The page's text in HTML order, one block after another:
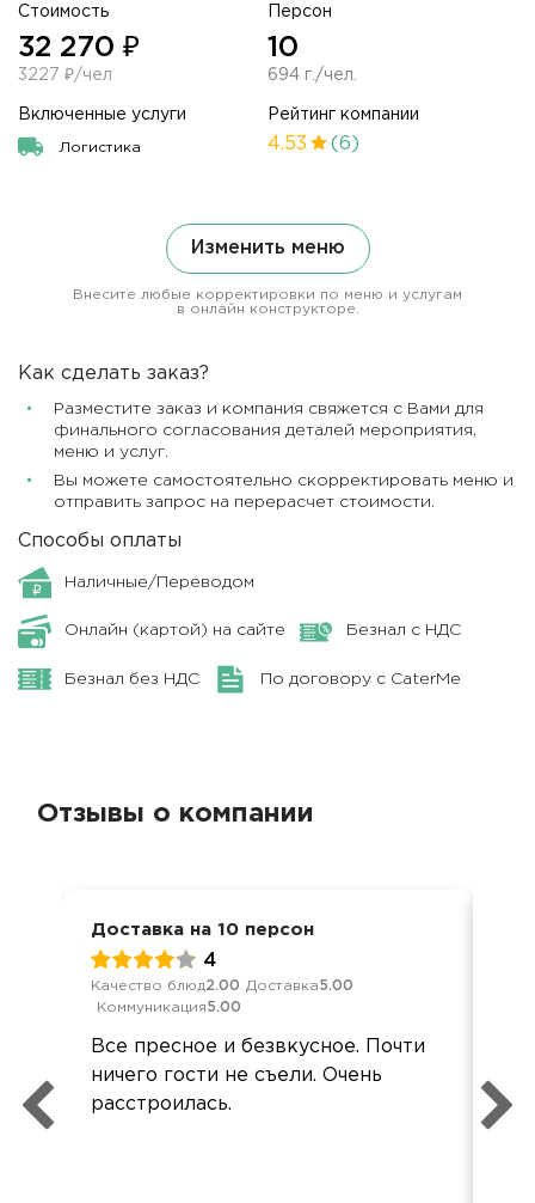
Стоимость
32 270 ₽
3227 ₽/чел
Персон
10
694 г./чел.
Включенные услуги
Логистика
Рейтинг компании
4.53 (6)
Изменить меню
Внесите любые корректировки по меню и услугам
в онлайн конструкторе.
Как сделать заказ?
Разместите заказ и компания свяжется с Вами для
финального согласования деталей мероприятия,
меню и услуг.
Вы можете самостоятельно скорректировать меню и
отправить запрос на перерасчет стоимости.
Способы оплаты
Наличные/Переводом
Онлайн (картой) на сайте Безнал с НДС
Безнал без НДС По договору с CaterMe
Отзывы о компании
Доставка на 10 персон
4
Качество блюд2.00 Доставка5.00
Коммуникация5.00
Все пресное и безвкусное. Почти
ничего гости не съели. Очень
расстроилась.